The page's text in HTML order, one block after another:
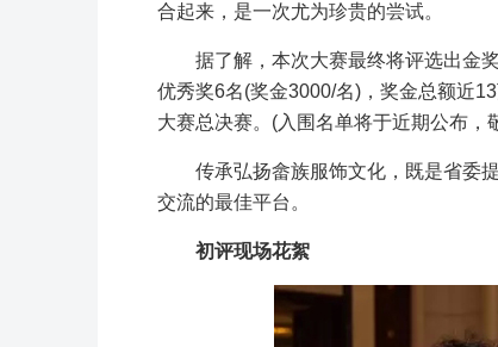
合起来，是一次尤为珍贵的尝试。
据了解，本次大赛最终将评选出金
优秀奖6名(奖金3000/名)，奖金总额近
大赛总决赛。(入围名单将于近期公布，
传承弘扬畲族服饰文化，既是省委
交流的最佳平台。
初评现场花絮